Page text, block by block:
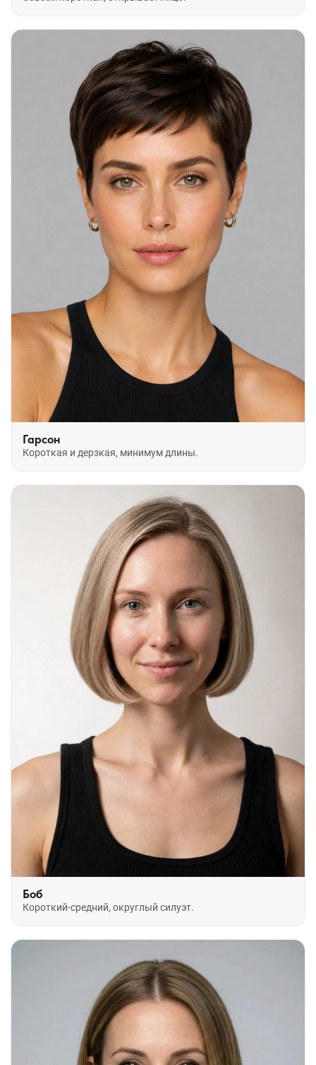
Гарсон
Короткая и дерзкая, минимум длины.
Боб
Короткий-средний, округлый силуэт.